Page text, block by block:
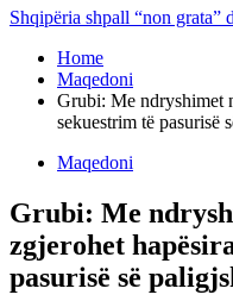
Shqipëria shpall “non grata”
Home
Maqedoni
Grubi: Me ndryshimet
sekuestrim të pasurisë
Maqedoni
Grubi: Me
zgjerohet
pasurisë së